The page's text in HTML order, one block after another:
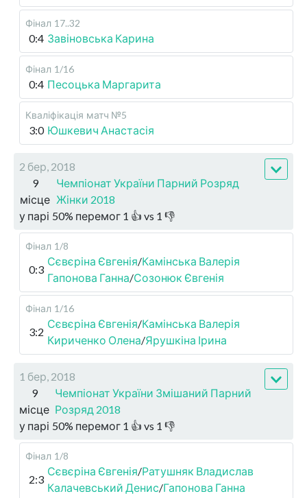
Фінал 17..32
0:4 Завіновська Карина
Фінал 1/16
0:4 Песоцька Маргарита
Кваліфікація матч №5
3:0 Юшкевич Анастасія
2 бер, 2018
9
місце
Чемпіонат України Парний Розряд
Жінки 2018
у парі 50% перемог 1 👍 vs 1 👎
Фінал 1/8
0:3
Сєвєріна Євгенія/Камінська Валерія
Гапонова Ганна/Созонюк Євгенія
Фінал 1/16
3:2
Сєвєріна Євгенія/Камінська Валерія
Кириченко Олена/Ярушкіна Ірина
1 бер, 2018
9
місце
Чемпіонат України Змішаний Парний
Розряд 2018
у парі 50% перемог 1 👍 vs 1 👎
Фінал 1/8
2:3
Сєвєріна Євгенія/Ратушняк Владислав
Калачевський Денис/Гапонова Ганна